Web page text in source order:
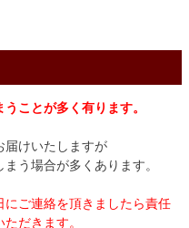
ことが多く有ります。
届けいたしますが
う場合が多くあります。
ご連絡を頂きましたら責任
だきます。